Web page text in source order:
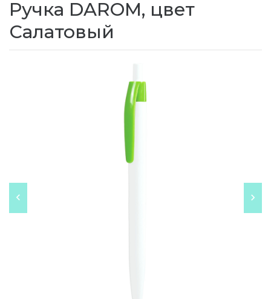
Ручка DAROM, цвет
Салатовый